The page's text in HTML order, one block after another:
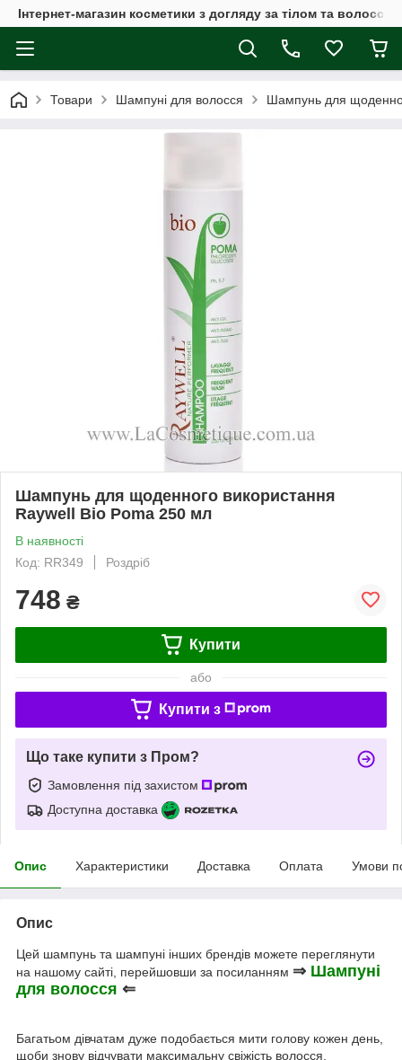
Інтернет-магазин косметики з догляду за тілом та
Товари Шампуні для волосся Шампунь для
Шампунь для щоденного використання
Raywell Bio Poma 250 мл
В наявності
Код: RR349
Роздріб
748 ₴
Купити
або
Купити з
Що таке купити з Пром?
Замовлення під захистом
Доступна доставка
Опис Характеристики Доставка Оплата Умови
Опис
Цей шампунь та шампуні інших брендів можете переглянути
на нашому сайті, перейшовши за посиланням ⇒ Шампуні
для волосся ⇐
Багатьом дівчатам дуже подобається мити голову кожен день,
щоби знову відчувати максимальну свіжість волосся.